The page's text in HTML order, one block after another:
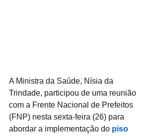
A Ministra da Saúde, Nísia da
Trindade, participou de uma reunião
com a Frente Nacional de Prefeitos
(FNP) nesta sexta-feira (26) para
abordar a implementação do piso